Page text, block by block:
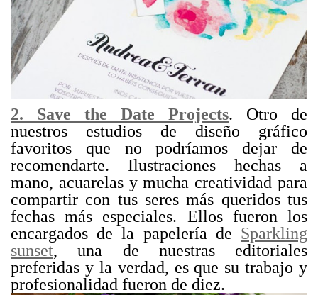
2. Save the Date Projects. Otro de
nuestros estudios de diseño gráfico
favoritos que no podríamos dejar de
recomendarte. Ilustraciones hechas a
mano, acuarelas y mucha creatividad para
compartir con tus seres más queridos tus
fechas más especiales. Ellos fueron los
encargados de la papelería de Sparkling
sunset, una de nuestras editoriales
preferidas y la verdad, es que su trabajo y
profesionalidad fueron de diez.